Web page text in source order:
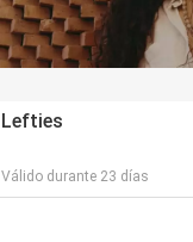
Lefties
Válido durante 23 días